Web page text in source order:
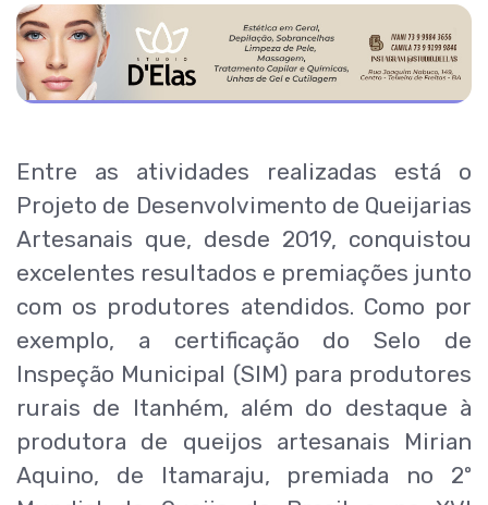
Entre as atividades realizadas está o
Projeto de Desenvolvimento de Queijarias
Artesanais que, desde 2019, conquistou
excelentes resultados e premiações junto
com os produtores atendidos. Como por
exemplo, a certificação do Selo de
Inspeção Municipal (SIM) para produtores
rurais de Itanhém, além do destaque à
produtora de queijos artesanais Mirian
Aquino, de Itamaraju, premiada no 2º